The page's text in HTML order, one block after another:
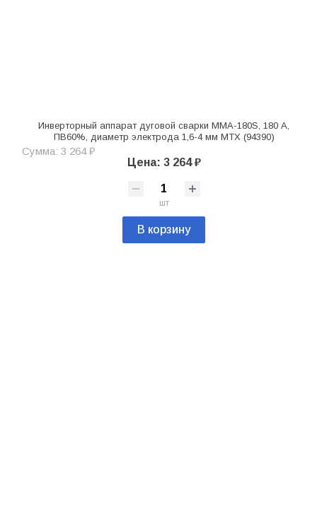
Инверторный аппарат дуговой сварки MMA-180S, 180 А,
ПВ60%, диаметр электрода 1,6-4 мм MTX (94390)
Сумма: 3 264 ₽
Цена: 3 264 ₽
шт
В корзину